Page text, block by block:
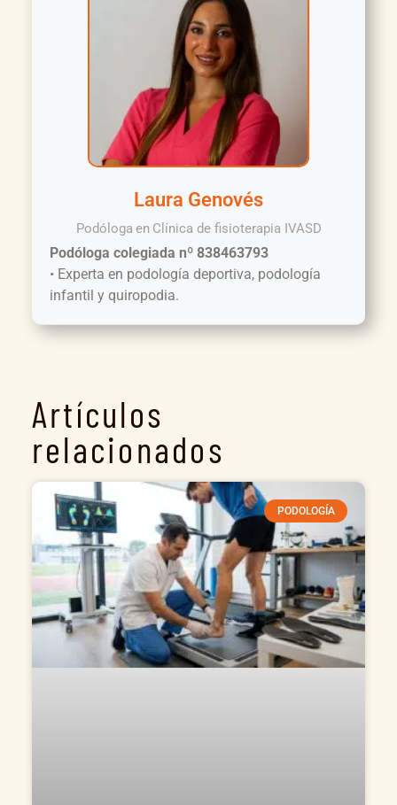
Laura Genovés
Podóloga en Clínica de fisioterapia IVASD
Podóloga colegiada nº 838463793
• Experta en podología deportiva, podología
infantil y quiropodia.
Artículos
relacionados
PODOLOGÍA